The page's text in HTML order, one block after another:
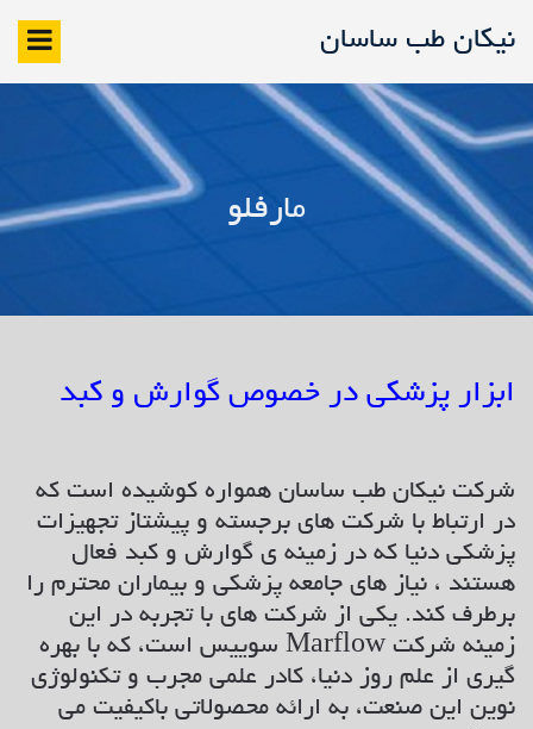
م
ی
نیکان طب ساسان
مارفلو
ابزار پزشکی در خصوص گوارش و کبد
شرکت نیکان طب ساسان همواره کوشیده است که
در ارتباط با شرکت های برجسته و پیشتاز تجهیزات
پزشکی دنیا که در زمینه ی گوارش و کبد فعال
هستند ، نیاز های جامعه پزشکی و بیماران محترم را
برطرف کند. یکی از شرکت های با تجربه در این
زمینه شرکت Marflow سوییس است، که با بهره
گیری از علم روز دنیا، کادر علمی مجرب و تکنولوژی
نوین این صنعت، به ارائه محصولاتی باکیفیت می